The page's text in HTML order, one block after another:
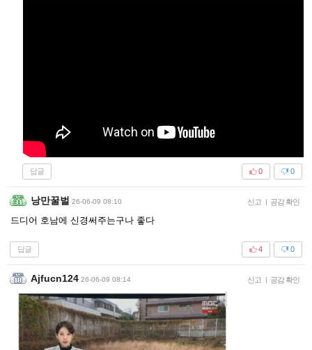
답글 0
0
낭만꿀벌 26-06-09 08:10 신고 | 공감 확인
드디어 호남에 신경써주는구나 좋다
답글 0
4
Ajfucn124 26-06-09 08:14 신고 | 공감 확인